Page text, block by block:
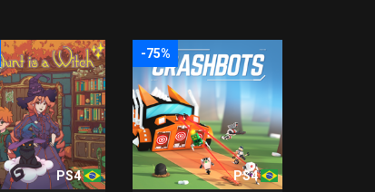
PS4
-75%
PS4